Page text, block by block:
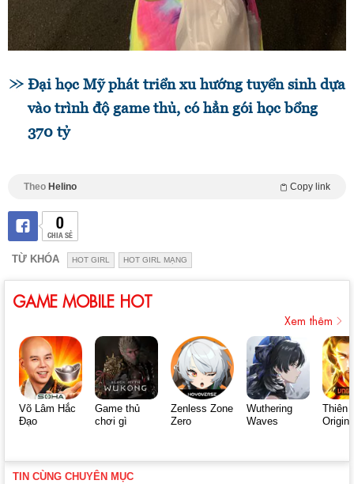
Đại học Mỹ phát triển xu hướng tuyển sinh dựa
vào trình độ game thủ, có hẳn gói học bổng
370 tỷ
Theo Helino Copy link
0
CHIA SẺ
TỪ KHÓA HOT GIRL HOT GIRL MẠNG
GAME MOBILE HOT
Xem thêm
Võ Lâm Hắc
Đạo
Game thủ
chơi gì
Zenless Zone
Zero
Wuthering
Waves
Thiên
Origin
TIN CÙNG CHUYÊN MỤC